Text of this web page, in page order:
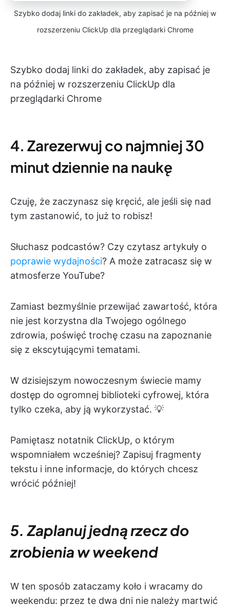
Szybko dodaj linki do zakładek, aby zapisać je na później w
rozszerzeniu ClickUp dla przeglądarki Chrome
Szybko dodaj linki do zakładek, aby zapisać je
na później w rozszerzeniu ClickUp dla
przeglądarki Chrome
4. Zarezerwuj co najmniej 30
minut dziennie na naukę
Czuję, że zaczynasz się kręcić, ale jeśli się nad
tym zastanowić, to już to robisz!
Słuchasz podcastów? Czy czytasz artykuły o
poprawie wydajności? A może zatracasz się w
atmosferze YouTube?
Zamiast bezmyślnie przewijać zawartość, która
nie jest korzystna dla Twojego ogólnego
zdrowia, poświęć trochę czasu na zapoznanie
się z ekscytującymi tematami.
W dzisiejszym nowoczesnym świecie mamy
dostęp do ogromnej biblioteki cyfrowej, która
tylko czeka, aby ją wykorzystać. 💡
Pamiętasz notatnik ClickUp, o którym
wspomniałem wcześniej? Zapisuj fragmenty
tekstu i inne informacje, do których chcesz
wrócić później!
5. Zaplanuj jedną rzecz do
zrobienia w weekend
W ten sposób zataczamy koło i wracamy do
weekendu: przez te dwa dni nie należy martwić